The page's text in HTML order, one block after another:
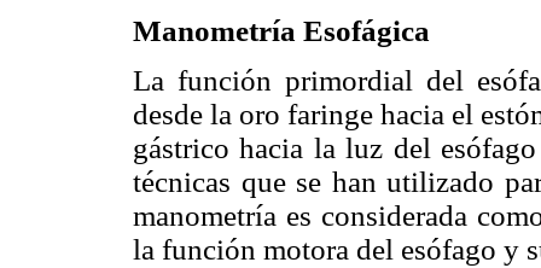
Manometría Esofágica
La función primordial del
desde la oro faringe hacia el
gástrico hacia la luz del
técnicas que se han utilizado
manometría es considerada
la función motora del esófago y